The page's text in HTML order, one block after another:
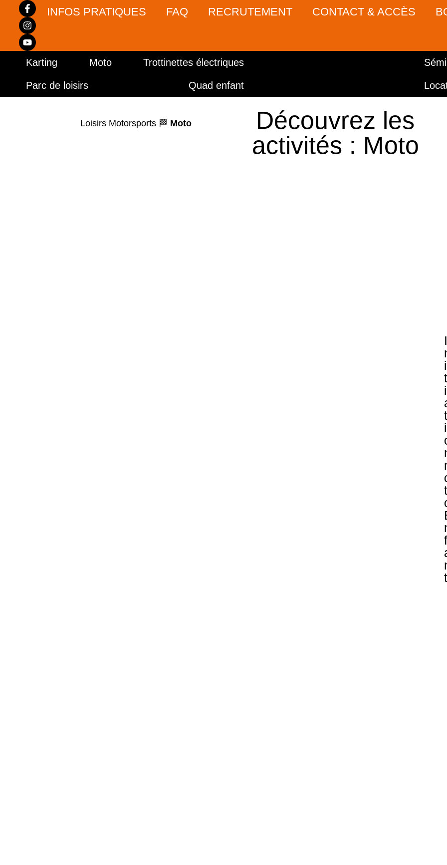
INFOS PRATIQUES FAQ RECRUTEMENT CONTACT & ACCÈS
Karting Moto Trottinettes électriques
Parc de loisirs Quad enfant
Loisirs Motorsports🏁 Moto
Découvrez les
activités : Moto
I
i
t
i
t
i
t
f
t